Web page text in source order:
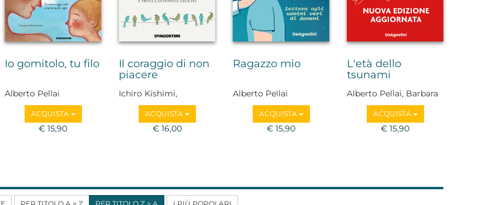
Io gomitolo, tu filo
Alberto Pellai
ACQUISTA
€ 15,90
Il coraggio di non
piacere
Ichiro Kishimi,
Fumitake Koga
ACQUISTA
€ 16,00
Ragazzo mio
Alberto Pellai
ACQUISTA
€ 15,90
L'età dello
tsunami
Alberto Pellai, Barbara
Tamborini
ACQUISTA
€ 15,90